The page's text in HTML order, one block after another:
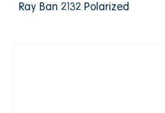
Ray Ban 2132 Polarized